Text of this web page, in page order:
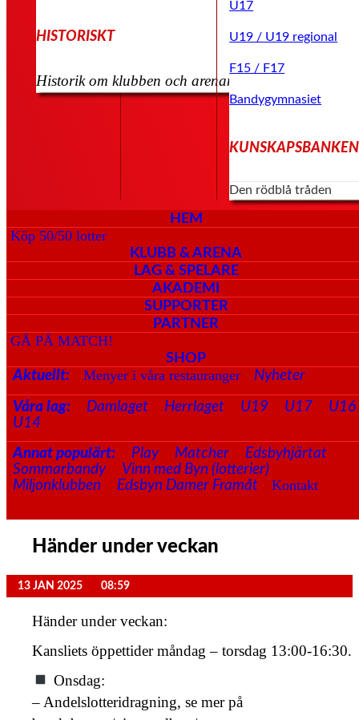
HISTORISKT
Historik om klubben och arenan kommer senare
U17
U19 / U19 regional
F15 / F17
Bandygymnasiet
KUNSKAPSBANKEN
Den rödblå tråden
HEM
Köp 50/50 lotter
KLUBB & ARENA
LAG & SPELARE
AKADEMI
SUPPORTER
PARTNER
GÅ PÅ MATCH!
SHOP
Aktuellt: Menyer i våra restauranger Nyheter
Våra lag: Damlaget Herrlaget U19 U17
U16
U14
Annat populärt:
Play Matcher
Edsbyhjärtat
Sommarbandy
Vinn med Byn (lotterier)
Miljonklubben
Edsbyn Damer Framåt Kontakt
Händer under veckan
13 JAN 2025 08:59
Händer under veckan:
Kansliets öppettider måndag – torsdag 13:00-16:30.
Onsdag:
– Andelslotteridragning, se mer på